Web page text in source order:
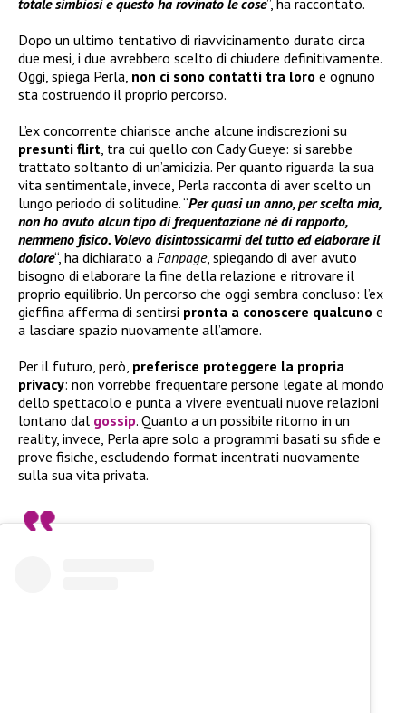
Dopo un ultimo tentativo di riavvicinamento durato circa
due mesi, i due avrebbero scelto di chiudere definitivamente.
Oggi, spiega Perla, non ci sono contatti tra loro e ognuno
sta costruendo il proprio percorso.
L’ex concorrente chiarisce anche alcune indiscrezioni su
presunti flirt , tra cui quello con Cady Gueye: si sarebbe
trattato soltanto di un’amicizia. Per quanto riguarda la sua
vita sentimentale, invece, Perla racconta di aver scelto un
lungo periodo di solitudine. “Per quasi un anno, per scelta mia,
non ho avuto alcun tipo di frequentazione né di rapporto,
nemmeno fisico. Volevo disintossicarmi del tutto ed elaborare il
dolore“, ha dichiarato a Fanpage, spiegando di aver avuto
bisogno di elaborare la fine della relazione e ritrovare il
proprio equilibrio. Un percorso che oggi sembra concluso: l’ex
gieffina afferma di sentirsi pronta a conoscere qualcuno e
a lasciare spazio nuovamente all’amore.
Per il futuro, però, preferisce proteggere la propria
privacy: non vorrebbe frequentare persone legate al mondo
dello spettacolo e punta a vivere eventuali nuove relazioni
lontano dal gossip. Quanto a un possibile ritorno in un
reality, invece, Perla apre solo a programmi basati su sfide e
prove fisiche, escludendo format incentrati nuovamente
sulla sua vita privata.